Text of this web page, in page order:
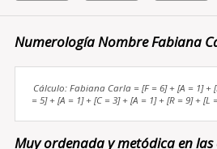
Numerología Nombre Fabiana
Cálculo: Fabiana Carla = [F = 6] + [A = 1] +
= 5] + [A = 1] + [C = 3] + [A = 1] + [R = 9] + [L
Muy ordenada y metódica en